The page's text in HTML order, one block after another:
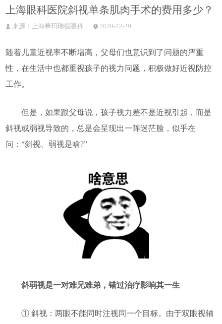
上海眼科医院斜视单条肌肉手术的费用多少？
来源：上海希玛瑞视眼科 2020-12-29
随着儿童近视率不断增高，父母们也意识到了问题的严重
性，在生活中也都重视孩子的视力问题，积极做好近视防控
工作。
但是，如果跟父母说，孩子视力差不是近视引起，而是
斜视或弱视导致的，总是会呈现出一阵迷茫脸，似乎在
问：“斜视、弱视是啥?”
斜弱视是一对难兄难弟，错过治疗影响其一生
① 斜视：两眼不能同时注视同一个目标。由于双眼视轴